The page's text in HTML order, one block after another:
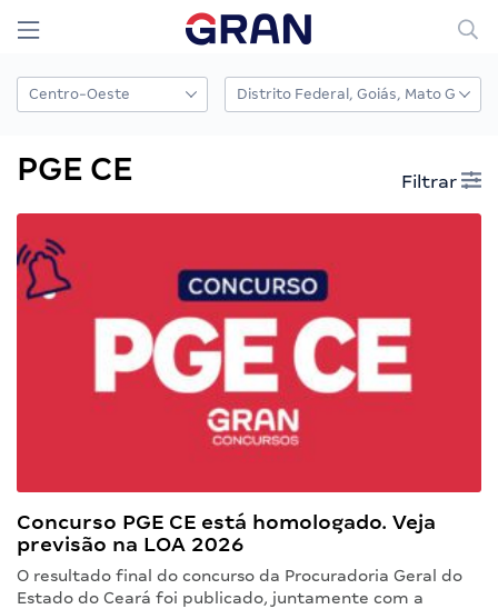
PGE CE Filtrar
Concurso PGE CE está homologado. Veja
previsão na LOA 2026
O resultado final do concurso da Procuradoria Geral do
Estado do Ceará foi publicado, juntamente com a